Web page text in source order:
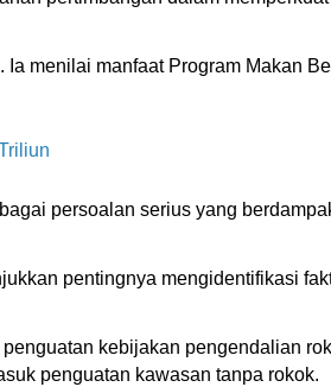
menilai manfaat Program Makan
persoalan serius yang
pentingnya mengidentifikasi
kebijakan pengendalian
penguatan kawasan tanpa rokok.